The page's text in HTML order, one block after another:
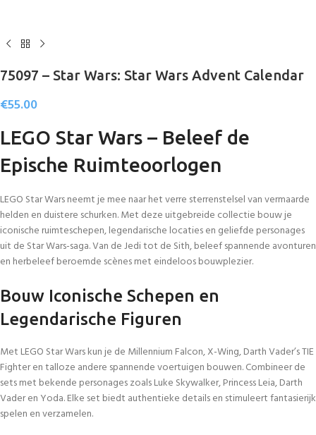
75097 – Star Wars: Star Wars Advent Calendar
€55.00
LEGO Star Wars – Beleef de
Epische Ruimteoorlogen
LEGO Star Wars neemt je mee naar het verre sterrenstelsel van vermaarde
helden en duistere schurken. Met deze uitgebreide collectie bouw je
iconische ruimteschepen, legendarische locaties en geliefde personages
uit de Star Wars-saga. Van de Jedi tot de Sith, beleef spannende avonturen
en herbeleef beroemde scènes met eindeloos bouwplezier.
Bouw Iconische Schepen en
Legendarische Figuren
Met LEGO Star Wars kun je de Millennium Falcon, X-Wing, Darth Vader’s TIE
Fighter en talloze andere spannende voertuigen bouwen. Combineer de
sets met bekende personages zoals Luke Skywalker, Princess Leia, Darth
Vader en Yoda. Elke set biedt authentieke details en stimuleert fantasierijk
spelen en verzamelen.